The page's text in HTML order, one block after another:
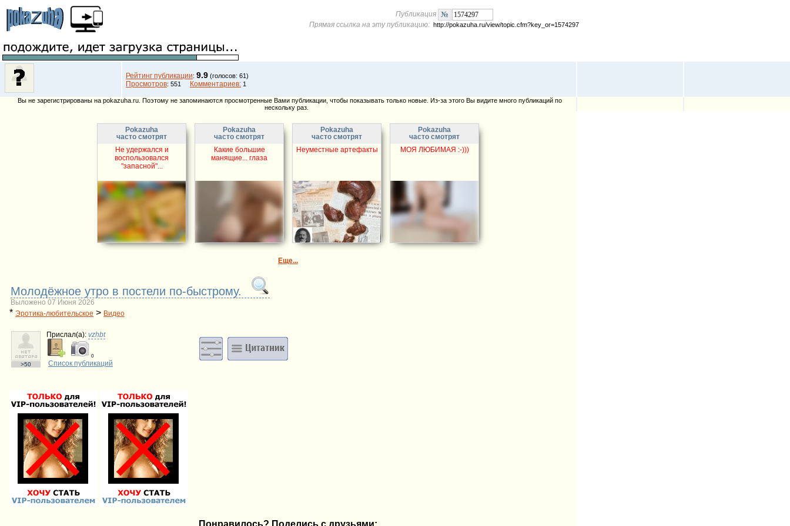
Публикация
Прямая ссылка на эту публикацию: http://pokazuha.ru/view/topic.cfm?key_or=1574297
Рейтинг публикации: 9.9 (голосов: 61)
Просмотров: 551 Комментариев: 1
Вы не зарегистрированы на pokazuha.ru. Поэтому не запоминаются просмотренные Вами публикации, чтобы показывать только новые. Из-за этого Вы видите много публикаций по
нескольку раз.
Pokazuha
часто смотрят
Не удержался и
воспользовался
"запасной"...
Pokazuha
часто смотрят
Какие большие
манящие... глаза
Pokazuha
часто смотрят
Неуместные артефакты
Pokazuha
часто смотрят
МОЯ ЛЮБИМАЯ :-)))
Еще...
Молодёжное утро в постели по-быстрому.
Выложено 07 Июня 2026
* Эротика-любительское > Видео
>50
Прислал(a): vzhbt
0
Список публикаций
Понравилось? Поделись с друзьями: